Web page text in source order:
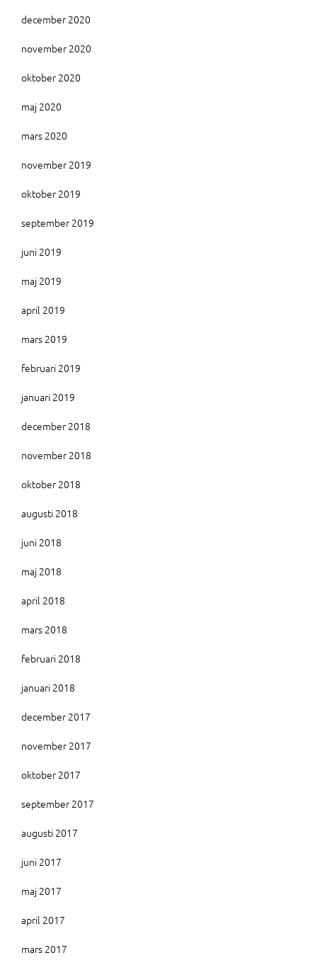
december 2020
november 2020
oktober 2020
maj 2020
mars 2020
november 2019
oktober 2019
september 2019
juni 2019
maj 2019
april 2019
mars 2019
februari 2019
januari 2019
december 2018
november 2018
oktober 2018
augusti 2018
juni 2018
maj 2018
april 2018
mars 2018
februari 2018
januari 2018
december 2017
november 2017
oktober 2017
september 2017
augusti 2017
juni 2017
maj 2017
april 2017
mars 2017